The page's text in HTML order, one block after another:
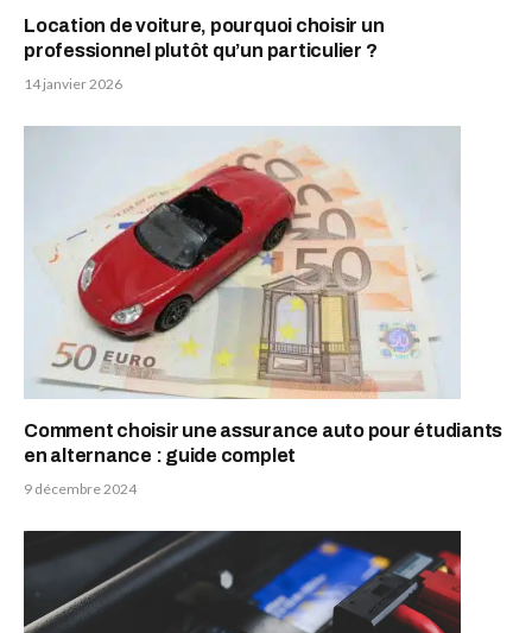
Location de voiture, pourquoi choisir un
professionnel plutôt qu’un particulier ?
14 janvier 2026
Comment choisir une assurance auto pour étudiants
en alternance : guide complet
9 décembre 2024